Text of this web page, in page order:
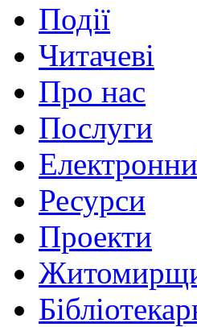
Події
Читачеві
Про нас
Послуги
Ресурси
Проекти